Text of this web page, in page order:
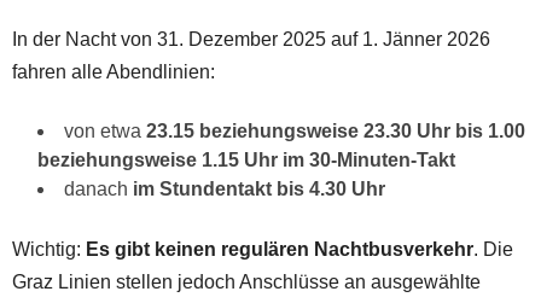
In der Nacht von 31. Dezember 2025 auf 1. Jänner 2026
fahren alle Abendlinien:
von etwa 23.15 beziehungsweise 23.30 Uhr bis 1.00
beziehungsweise 1.15 Uhr im 30-Minuten-Takt
danach im Stundentakt bis 4.30 Uhr
Wichtig: Es gibt keinen regulären Nachtbusverkehr. Die
Graz Linien stellen jedoch Anschlüsse an ausgewählte